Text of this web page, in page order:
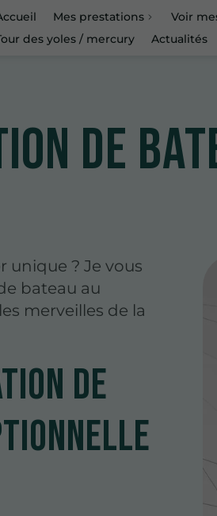
Mes prestations
Voir
des yoles / mercury
Actualités
de
unique ? Je vous
bateau au
merveilles de la
de